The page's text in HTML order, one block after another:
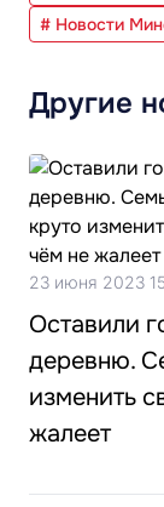
# Новости
Другие
23 июня 2023
Оставили
деревню.
изменить
жалеет